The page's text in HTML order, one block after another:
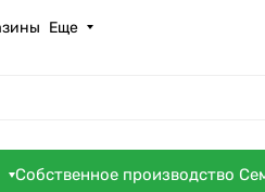
Еще
Собственное производство